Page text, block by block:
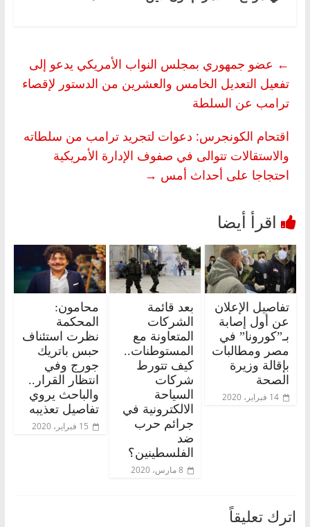
← عضو جمهوري بمجلس النواب الأمريكي يدعو إلى
تفعيل التعديل الخامس والعشرين من الدستور لإقصاء
ترامب عن السلطة
اقتحام الكونجرس: دعوات لتجريد ترامب من سلطاته
والاستقالات تتوالى في صفوف الإدارة الأمريكية
احتجاجا على أحداث أمس →
تفاصيل الإعلان
عن أول إصابة
بـ”كورونا” في
مصر ومطالبات
بإقالة وزيرة
الصحة
14 فبراير، 2020
بعد قائمة
الشركات
المتعاونة مع
المستوطنات..
كيف تتورط
شركات
السياحة
الالكترونية في
جرائم حرب
ضد
الفلسطينين؟
8 مارس، 2020
محامون:
المحكمة
نظرت استئناف
حبس باتريك
جورج وفي
انتظار القرار..
والباحث يروي
تفاصيل تعذيبه
15 فبراير، 2020
اترك تعليقاً